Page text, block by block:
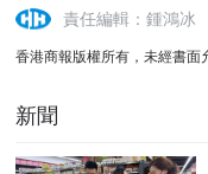
責任編輯：鍾鴻冰
香港商報版權所有，未經書面
新聞